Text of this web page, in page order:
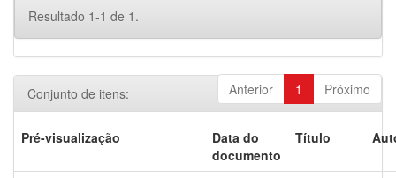
Resultado 1-1 de 1.
Anterior 1 Próximo
Conjunto de itens:
Pré-visualização
Data do
documento
Título